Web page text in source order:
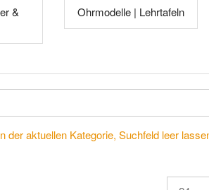
&
Ohrmodelle | Lehrtafeln
aktuellen Kategorie, Suchfeld leer